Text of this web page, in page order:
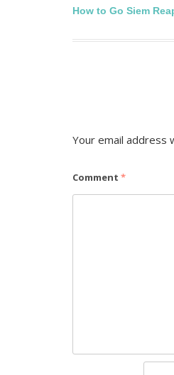
Post
navigation
How to Go Siem
Your email address
Comment *